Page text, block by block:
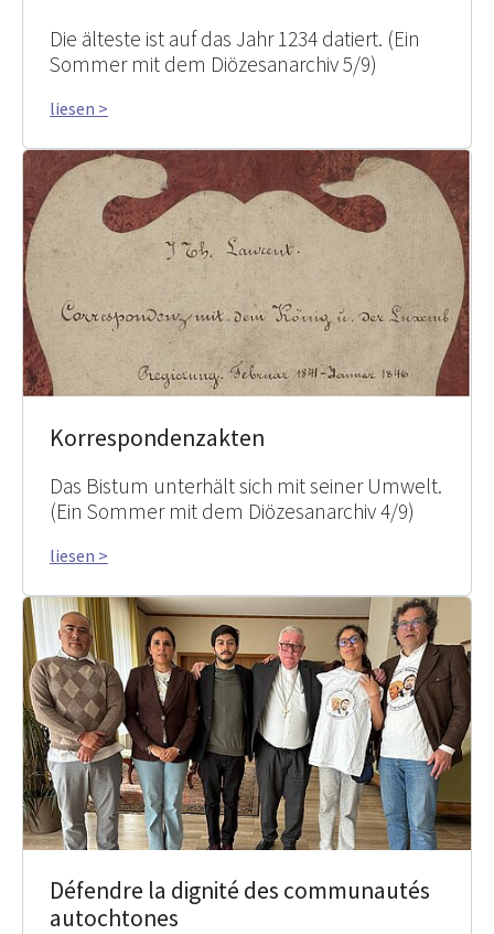
Die älteste ist auf das Jahr 1234 datiert. (Ein
Sommer mit dem Diözesanarchiv 5/9)
liesen >
Korrespondenzakten
Das Bistum unterhält sich mit seiner Umwelt.
(Ein Sommer mit dem Diözesanarchiv 4/9)
liesen >
Défendre la dignité des communautés
autochtones